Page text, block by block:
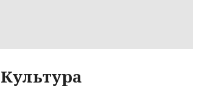
Культура